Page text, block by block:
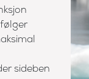
sideben